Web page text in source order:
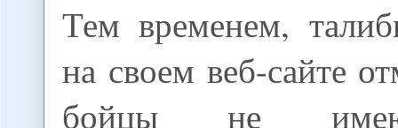
Тем временем,
на своем веб-сайте
бойцы не